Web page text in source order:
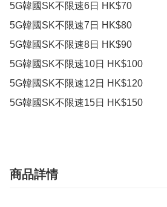
5G韓國SK不限速6日 HK$70
5G韓國SK不限速7日 HK$80
5G韓國SK不限速8日 HK$90
5G韓國SK不限速10日 HK$100
5G韓國SK不限速12日 HK$120
商品詳情